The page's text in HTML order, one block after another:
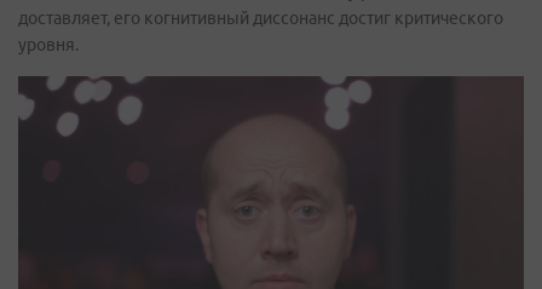
доставляет, его когнитивный диссонанс достиг критического
уровня.